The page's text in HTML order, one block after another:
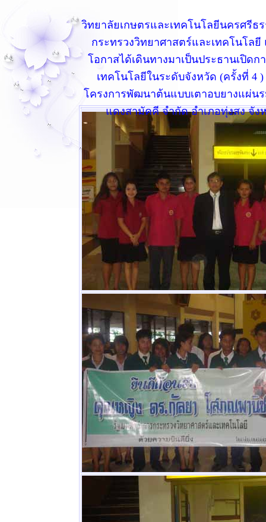
วิทยาลัยเกษตรและเทคโนโลยีนครศรี
กระทรวงวิทยาศาสตร์และเทคโนโล
โอกาสได้เดินทางมาเป็นประธานเปิด
เทคโนโลยีในระดับจังหวัด (ครั้งที่
โครงการพัฒนาต้นแบบเตาอบยางแผ่
แดงสามัคคี จำกัด อำเภอทุ่งสง จัง